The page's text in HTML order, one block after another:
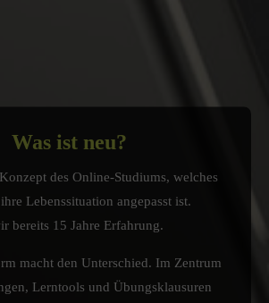
Was ist neu?
des Online-Studiums, welches
Lebenssituation angepasst ist.
bereits 15 Jahre Erfahrung.
macht den Unterschied. Im Zentrum
Lerntools und Übungsklausuren